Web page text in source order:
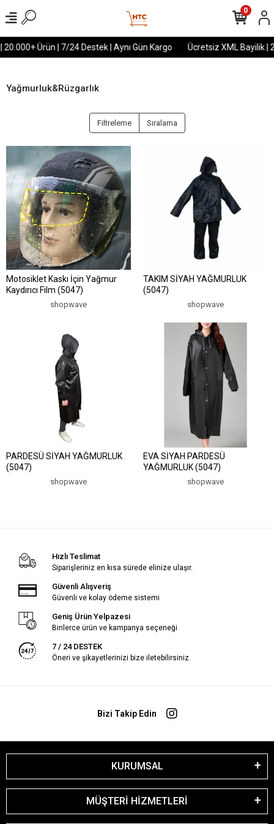
Ürün | 7/24 Destek | Aynı Gün Kargo Ücretsiz XML Bayilik |
0
Yağmurluk&Rüzgarlık
Filtreleme Sıralama
Motosiklet Kaskı İçin Yağmur
Kaydırıcı Film (5047)
shopwave
TAKIM SİYAH YAĞMURLUK
(5047)
shopwave
PARDESÜ SİYAH YAĞMURLUK
(5047)
shopwave
EVA SİYAH PARDESÜ
YAĞMURLUK (5047)
shopwave
Hızlı Teslimat
Siparişleriniz en kısa sürede elinize ulaşır.
Güvenli Alışveriş
Güvenli ve kolay ödeme sistemi
Geniş Ürün Yelpazesi
Binlerce ürün ve kampanya seçeneği
7 / 24 DESTEK
Öneri ve şikayetlerinizi bize iletebilirsiniz.
Bizi Takip Edin
KURUMSAL
MÜŞTERİ HİZMETLERİ